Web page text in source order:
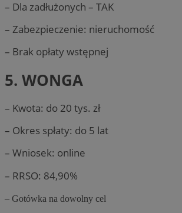
– Dla zadłużonych – TAK
– Zabezpieczenie: nieruchomość
– Brak opłaty wstępnej
5. WONGA
– Kwota: do 20 tys. zł
– Okres spłaty: do 5 lat
– Wniosek: online
– RRSO: 84,90%
– Gotówka na dowolny cel